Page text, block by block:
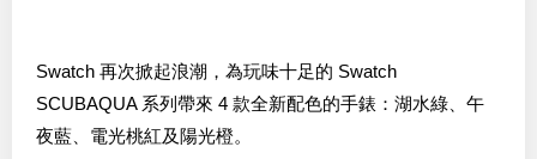
Swatch 再次掀起浪潮，為玩味十足的 Swatch
SCUBAQUA 系列帶來 4 款全新配色的手錶：湖水綠、午
夜藍、電光桃紅及陽光橙。